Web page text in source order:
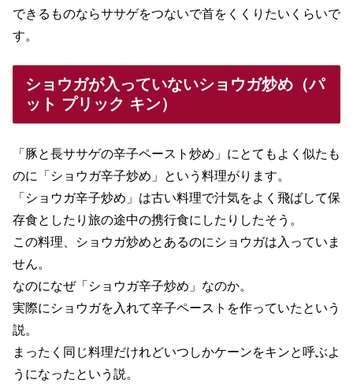
できるものならササゲをつないで首をくくりたいくらいで
す。
ショウガが入っていないショウガ炒め（パ
ット プリック キン）
「豚と長ササゲの辛子ペースト炒め」にとてもよく似たも
のに「ショウガ辛子炒め」という料理がります。
「ショウガ辛子炒め」は古い料理で汁気をよく飛ばして保
存食としたり旅の途中の携行食にしたりしたそう。
この料理、ショウガ炒めとあるのにショウガは入っていま
せん。
なのになぜ「ショウガ辛子炒め」なのか。
実際にショウガを入れて辛子ペーストを作っていたという
説。
まったく同じ料理だけれどいつしかケーンをキンと呼ぶよ
うになったという説。